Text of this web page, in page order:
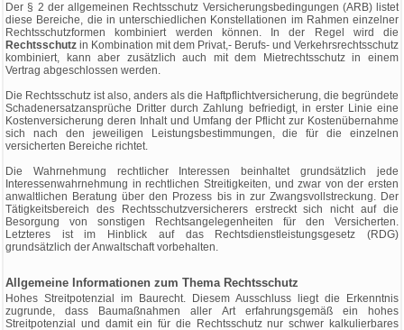
Der § 2 der allgemeinen Rechtsschutz Versicherungsbedingungen (ARB) listet
diese Bereiche, die in unterschiedlichen Konstellationen im Rahmen einzelner
Rechtsschutzformen kombiniert werden können. In der Regel wird die
Rechtsschutz in Kombination mit dem Privat,- Berufs- und Verkehrsrechtsschutz
kombiniert, kann aber zusätzlich auch mit dem Mietrechtsschutz in einem
Vertrag abgeschlossen werden.
Die Rechtsschutz ist also, anders als die Haftpflichtversicherung, die begründete
Schadenersatzansprüche Dritter durch Zahlung befriedigt, in erster Linie eine
Kostenversicherung deren Inhalt und Umfang der Pflicht zur Kostenübernahme
sich nach den jeweiligen Leistungsbestimmungen, die für die einzelnen
versicherten Bereiche richtet.
Die Wahrnehmung rechtlicher Interessen beinhaltet grundsätzlich jede
Interessenwahrnehmung in rechtlichen Streitigkeiten, und zwar von der ersten
anwaltlichen Beratung über den Prozess bis in zur Zwangsvollstreckung. Der
Tätigkeitsbereich des Rechtsschutzversicherers erstreckt sich nicht auf die
Besorgung von sonstigen Rechtsangelegenheiten für den Versicherten.
Letzteres ist im Hinblick auf das Rechtsdienstleistungsgesetz (RDG)
grundsätzlich der Anwaltschaft vorbehalten.
Allgemeine Informationen zum Thema Rechtsschutz
Hohes Streitpotenzial im Baurecht. Diesem Ausschluss liegt die Erkenntnis
zugrunde, dass Baumaßnahmen aller Art erfahrungsgemäß ein hohes
Streitpotenzial und damit ein für die Rechtsschutz nur schwer kalkulierbares